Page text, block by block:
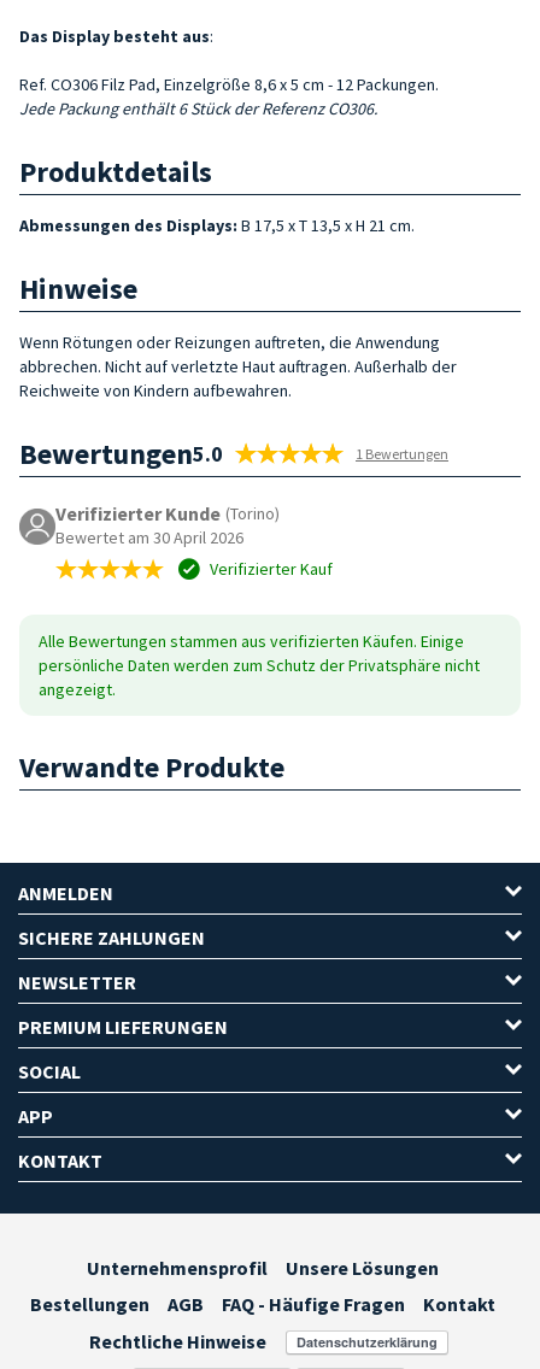
Das Display besteht aus:
Ref. CO306 Filz Pad, Einzelgröße 8,6 x 5 cm - 12 Packungen.
Jede Packung enthält 6 Stück der Referenz CO306.
Produktdetails
Abmessungen des Displays: B 17,5 x T 13,5 x H 21 cm.
Hinweise
Wenn Rötungen oder Reizungen auftreten, die Anwendung
abbrechen. Nicht auf verletzte Haut auftragen. Außerhalb der
Reichweite von Kindern aufbewahren.
Bewertungen5.0 1 Bewertungen
Verifizierter Kunde (Torino)
Bewertet am 30 April 2026
Verifizierter Kauf
Alle Bewertungen stammen aus verifizierten Käufen. Einige
persönliche Daten werden zum Schutz der Privatsphäre nicht
angezeigt.
Verwandte Produkte
ANMELDEN
SICHERE ZAHLUNGEN
NEWSLETTER
PREMIUM LIEFERUNGEN
SOCIAL
APP
KONTAKT
Unternehmensprofil
Unsere Lösungen
Bestellungen
AGB FAQ - Häufige Fragen
Kontakt
Rechtliche Hinweise